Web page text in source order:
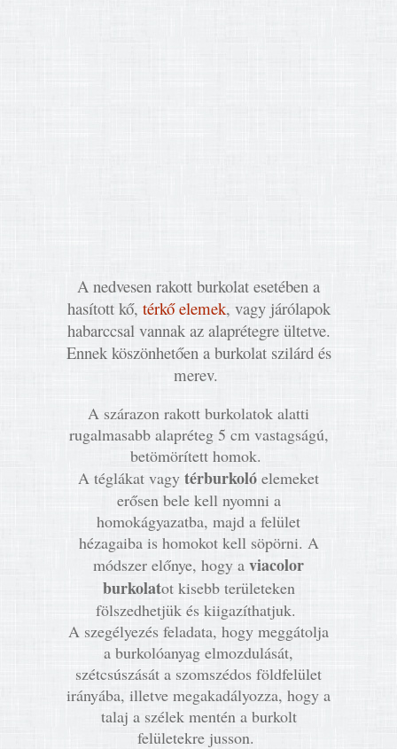
A nedvesen rakott burkolat esetében a
hasított kő, térkő elemek, vagy járólapok
habarccsal vannak az alaprétegre ültetve.
Ennek köszönhetően a burkolat szilárd és
merev.
A szárazon rakott burkolatok alatti
rugalmasabb alapréteg 5 cm vastagságú,
betömörített homok.
A téglákat vagy térburkoló elemeket
erősen bele kell nyomni a
homokágyazatba, majd a felület
hézagaiba is homokot kell söpörni. A
módszer előnye, hogy a viacolor
burkolatot kisebb területeken
fölszedhetjük és kiigazíthatjuk.
A szegélyezés feladata, hogy meggátolja
a burkolóanyag elmozdulását,
szétcsúszását a szomszédos földfelület
irányába, illetve megakadályozza, hogy a
talaj a szélek mentén a burkolt
felületekre jusson.